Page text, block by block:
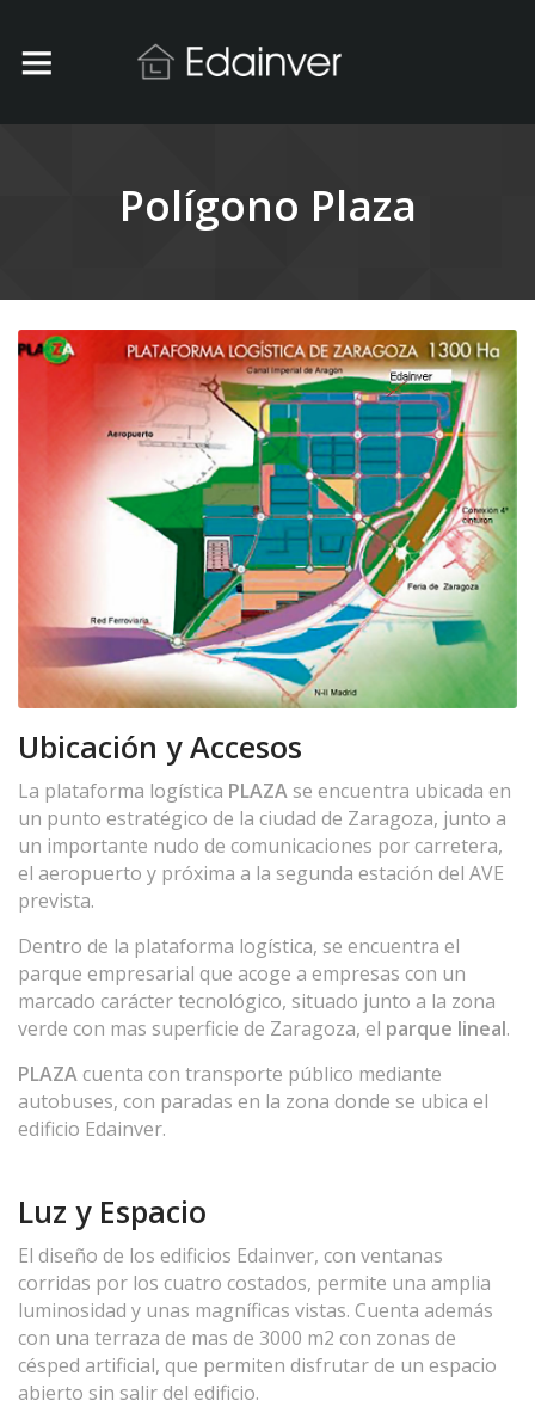
Polígono Plaza
Ubicación y Accesos
La plataforma logística PLAZAse encuentra ubicada en
un punto estratégico de la ciudad de Zaragoza, junto a
un importante nudo de comunicaciones por carretera,
el aeropuerto y próxima a la segunda estación del AVE
prevista.
Dentro de la plataforma logística, se encuentra el
parque empresarial que acoge a empresas con un
marcado carácter tecnológico, situado junto a la zona
verde con mas superficie de Zaragoza, el parque lineal.
PLAZAcuenta con transporte público mediante
autobuses, con paradas en la zona donde se ubica el
edificio Edainver.
Luz y Espacio
El diseño de los edificios Edainver, con ventanas
corridas por los cuatro costados, permite una amplia
luminosidad y unas magníficas vistas. Cuenta además
con una terraza de mas de 3000 m2 con zonas de
césped artificial, que permiten disfrutar de un espacio
abierto sin salir del edificio.